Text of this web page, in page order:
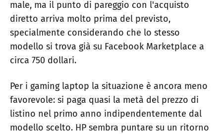
male, ma il punto di pareggio con l'acquisto
diretto arriva molto prima del previsto,
specialmente considerando che lo stesso
modello si trova già su Facebook Marketplace a
circa 750 dollari.
Per i gaming laptop la situazione è ancora meno
favorevole: si paga quasi la metà del prezzo di
listino nel primo anno indipendentemente dal
modello scelto. HP sembra puntare su un ritorno